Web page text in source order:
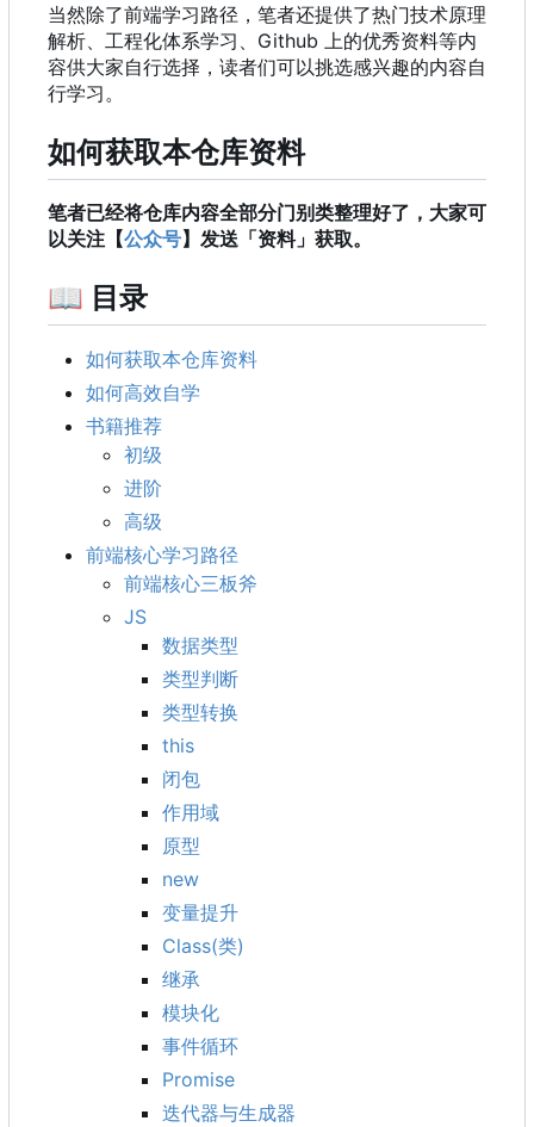
当然除了前端学习路径 ， 笔者还提供了热门技术原理
解析、工程化体系学习、Github 上的优秀资料等内
容供大家自行选择，读者们可以挑选感兴趣的内容自
行学习。
如何获取本仓库资料
笔者已经将仓库内容全部分门别类整理好了，大家可
以关注【公众号】发送「资料」获取。
📖 目录
如何获取本仓库资料
如何高效自学
书籍推荐
初级
进阶
高级
前端核心学习路径
前端核心三板斧
JS
数据类型
类型判断
类型转换
this
闭包
作用域
原型
new
变量提升
Class(类)
继承
模块化
事件循环
Promise
迭代器与生成器